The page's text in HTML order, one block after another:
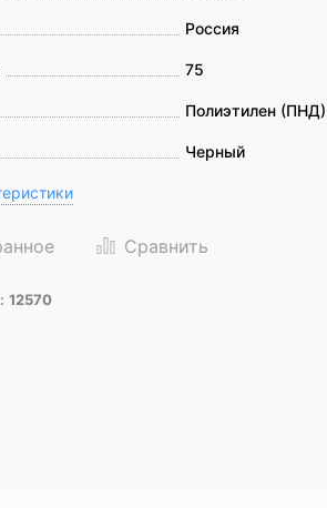
Россия
75
Полиэтилен (ПНД)
Черный
12570